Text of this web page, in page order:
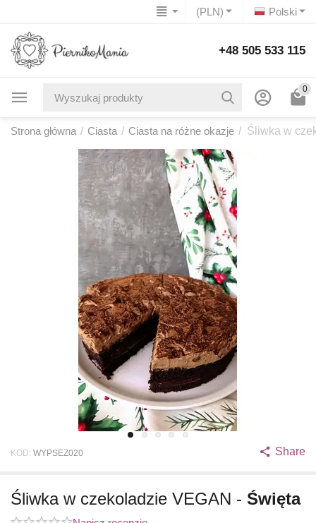
Polski
(PLN)
+48 505 533 115
0
Strona główna / Ciasta / Ciasta na różne okazje / Śliwka w
KOD: WYPSEZ020 Share
Śliwka w czekoladzie VEGAN - Święta